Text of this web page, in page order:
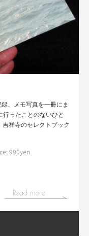
、メモ写真を一冊にま
ったことのないひと
祥寺のセレクトブック
990yen
Read more